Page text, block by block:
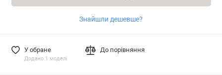
Знайшли дешевше?
У обране
Додано 1 моделі
До порівняння